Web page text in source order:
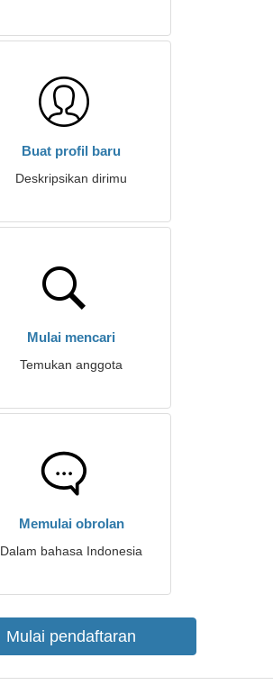
Buat profil baru
Deskripsikan dirimu
Mulai mencari
Temukan anggota
Memulai obrolan
Dalam bahasa Indonesia
Mulai pendaftaran